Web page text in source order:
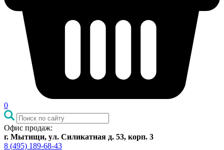
0
Офис продаж:
г. Мытищи, ул. Силикатная д. 53, корп. 3
8 (495) 189-68-43